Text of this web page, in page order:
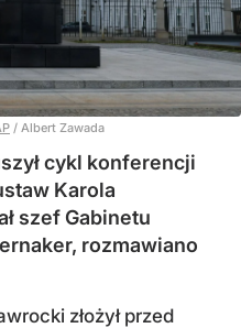
/ Albert Zawada
cykl konferencji
Karola
szef Gabinetu
rozmawiano
złożył przed